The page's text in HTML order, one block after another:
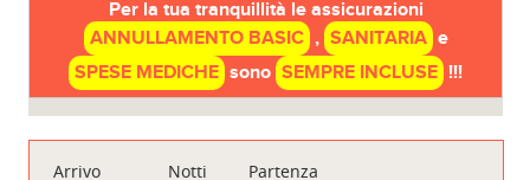
Per la tua tranquillità le assicurazioni
ANNULLAMENTO BASIC , SANITARIA e
SPESE MEDICHE sono SEMPRE INCLUSE !!!
Arrivo Notti Partenza